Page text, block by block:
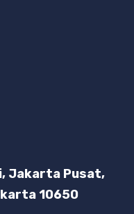
Jakarta Pusat,
10650